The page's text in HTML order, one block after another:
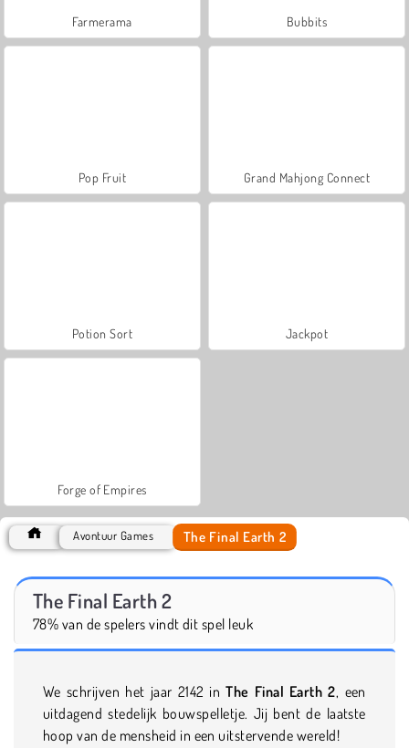
Farmerama Bubbits
Pop Fruit Grand Mahjong Connect
Potion Sort Jackpot
Forge of Empires
Avontuur Games The Final Earth 2
The Final Earth 2
78% van de spelers vindt dit spel leuk
We schrijven het jaar 2142 inThe Final Earth 2, een
uitdagend stedelijk bouwspelletje. Jij bent de laatste
hoop van de mensheid in een uitstervende wereld!